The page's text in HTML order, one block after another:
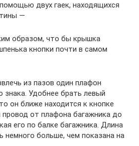
двух гаек, находящихся
—
образом, что бы крышка
кнопки почти в самом
из пазов один плафон
знака. Удобнее брать левый
он ближе находится к кнопке
от плафона багажника до
его по балке багажника. Длина
больше, чем показана на